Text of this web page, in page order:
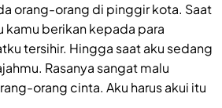
orang-orang di pinggir kota. Saat
kamu berikan kepada para
tersihir. Hingga saat aku sedang
Rasanya sangat malu
orang cinta. Aku harus akui itu